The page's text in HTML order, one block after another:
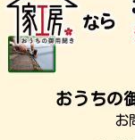
おうちの
お